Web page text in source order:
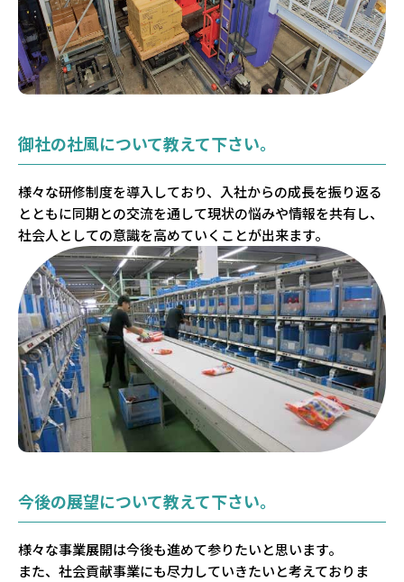
御社の社風について教えて下さい。
様々な研修制度を導入しており、入社からの成長を振り返る
とともに同期との交流を通して現状の悩みや情報を共有し、
社会人としての意識を高めていくことが出来ます。
今後の展望について教えて下さい。
様々な事業展開は今後も進めて参りたいと思います。
また、社会貢献事業にも尽力していきたいと考えておりま